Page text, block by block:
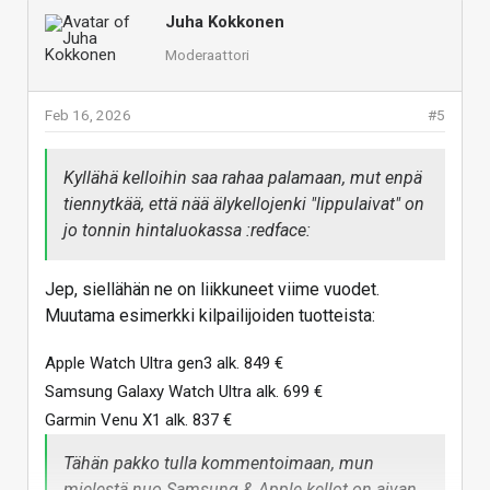
Juha Kokkonen
Moderaattori
#5
Feb 16, 2026
Kyllähä kelloihin saa rahaa palamaan, mut enpä
tiennytkää, että nää älykellojenki "lippulaivat" on
jo tonnin hintaluokassa :redface:
Jep, siellähän ne on liikkuneet viime vuodet.
Muutama esimerkki kilpailijoiden tuotteista:
Apple Watch Ultra gen3 alk. 849 €
Samsung Galaxy Watch Ultra alk. 699 €
Garmin Venu X1 alk. 837 €
Tähän pakko tulla kommentoimaan, mun